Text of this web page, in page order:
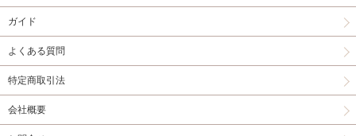
（3）』小冊子 有償特
典・『エンドロールは
地獄まで（3）』箔押
しA5アクリルボード
コミコミ特典8P小冊
子 コミコミ特典雑誌
風A5イラストカード
3,894
三ツ星しずく
予約する
コミコミ特典4Pリー
典ミニイラストカード
New コミック New コミック New コミック
ガイド
よくある質問
特定商取引法
会社概要